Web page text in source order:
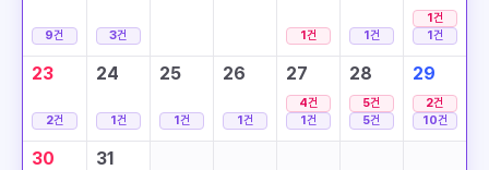
9건 3건 1건 1건
1건
1건
23
2건
24
1건
25
1건
26
1건
27
4건
1건
28
5건
5건
29
2건
10건
30 31